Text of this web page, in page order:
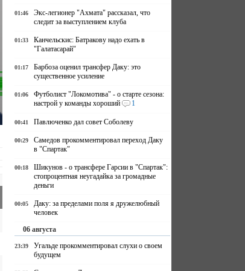
01:46
Экс-легионер "Ахмата" рассказал, что
следит за выступлением клуба
01:33
Канчельскис: Батракову надо ехать в
"Галатасарай"
01:17
Барбоза оценил трансфер Даку: это
существенное усиление
01:06
Футболист "Локомотива" - о старте сезона:
настрой у команды хороший
1
00:41 Павлюченко дал совет Соболеву
00:29
Самедов прокомментировал переход Даку
в "Спартак"
00:18
Шикунов - о трансфере Гарсии в "Спартак":
стопроцентная неугадайка за громадные
деньги
00:05
Даку: за пределами поля я дружелюбный
человек
06 августа
23:39
Угальде прокомментировал слухи о своем
будущем